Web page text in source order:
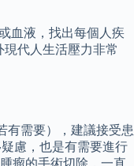
血液，找出每個人疾
代人生活壓力非常
有需要），建議接受患
慮，也是有需要進行
瘤的手術切除，一直